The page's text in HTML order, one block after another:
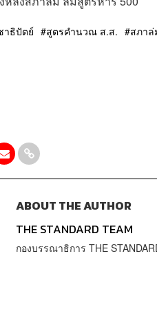
าธิปัตย์ สูตรคำนวณ ส.ส. สภาล่
ABOUT THE AUTHOR
THE STANDARD TEAM
กองบรรณาธิการ THE